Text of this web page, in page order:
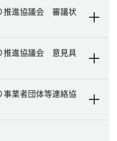
推進協議会 審議状
推進協議会 意見具
業者団体等連絡協